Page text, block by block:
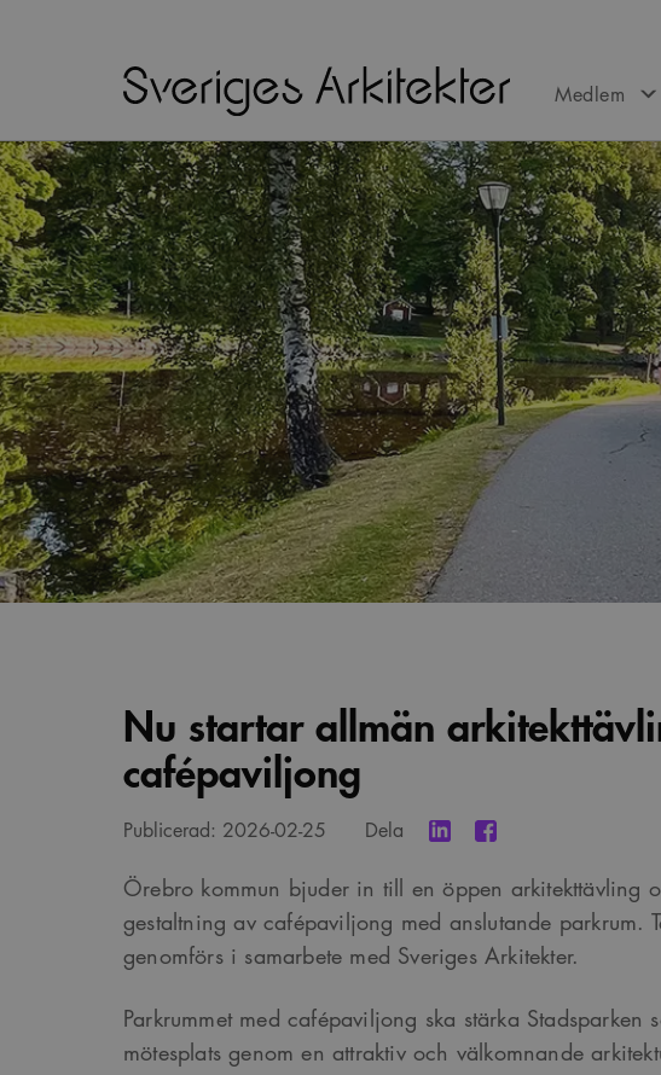
Medlem
Nu startar allmän
cafépaviljong
Publicerad: 2026-02-25 Dela
Örebro kommun bjuder in till en öppen arkitekttävling
gestaltning av cafépaviljong med anslutande parkrum.
genomförs i samarbete med Sveriges Arkitekter.
Parkrummet med cafépaviljong ska stärka Stadsparken
mötesplats genom en attraktiv och välkomnande